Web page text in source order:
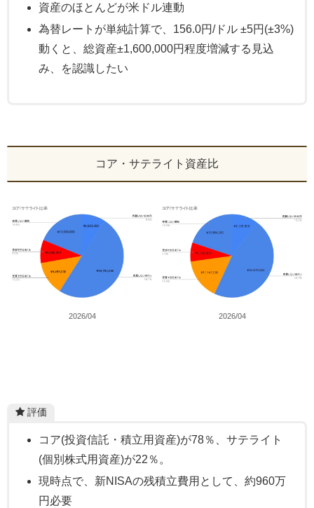
資産のほとんどが米ドル連動
為替レートが単純計算で、156.0円/ドル ±5円(±3%)
動くと、総資産±1,600,000円程度増減する見込
み、を認識したい
コア・サテライト資産比
2026/04 2026/04
評価
コア(投資信託・積立用資産)が78％、サテライト
(個別株式用資産)が22％。
現時点で、新NISAの残積立費用として、約960万
円必要